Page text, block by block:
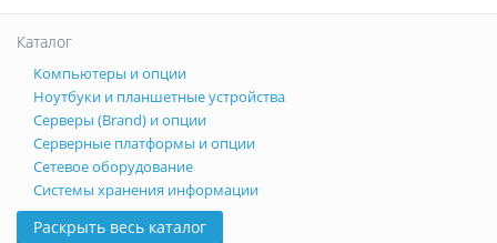
Каталог
Компьютеры и опции
Ноутбуки и планшетные устройства
Серверы (Brand) и опции
Серверные платформы и опции
Сетевое оборудование
Системы хранения информации
Раскрыть весь каталог